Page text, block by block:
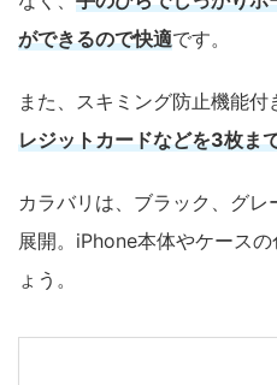
ができるので快適です。
また、スキミング防止機能付
レジットカードなどを3枚ま
カラバリは、ブラック、グ
展開。iPhone本体やケース
ょう。